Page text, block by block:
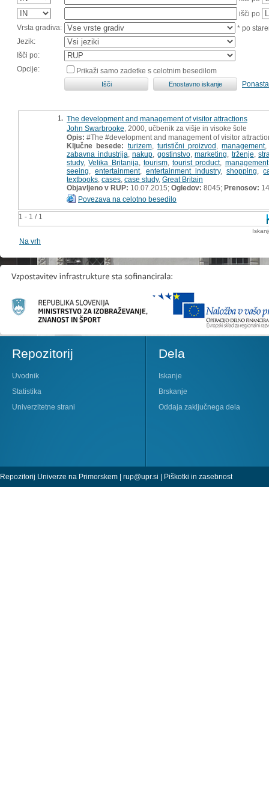
išči po
Vrsta gradiva:
* po
Jezik:
Išči po:
Opcije:
Prikaži samo zadetke s celotnim besedilom
1 - 1 / 1
1. The development and management of visitor attractions
John Swarbrooke , 2000, učbenik za višje in visoke šole
Opis: #The #development and management of visitor
Ključne besede: turizem, turistični proizvod ,management
zabavna industrija ,nakup gostinstvo,marketing trženje ,
study,Velika Britanija tourism,tourist product, management
seeing ,entertainment,entertainment industry,shopping ,
textbooks cases case study, Great Britain
Objavljeno v RUP: 10.07.2015; Ogledov: 8045; Prenosov:
Povezava na celotno besedilo
Na vrh
Repozitorij
Uvodnik
Statistika
Univerzitetne strani
Dela
Iskanje
Brskanje
Oddaja zaključnega dela
Repozitorij Univerze na Primorskem | rup@upr.si | Piškotki in zasebnost